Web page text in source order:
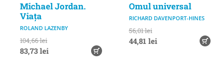
Michael Jordan.
Viața
ROLAND LAZENBY
104,66 lei
83,73 lei
Omul universal
RICHARD DAVENPORT-HINES
56,01 lei
44,81 lei